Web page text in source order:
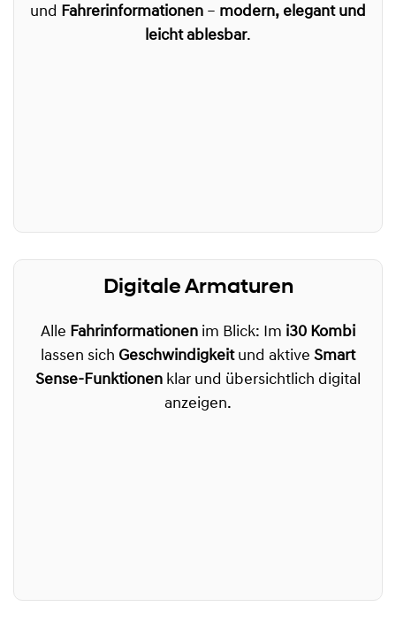
und Fahrerinformationen – modern, elegant und
leicht ablesbar.
Digitale Armaturen
Alle Fahrinformationen im Blick: Im i30 Kombi
lassen sich Geschwindigkeitund aktive Smart
Sense-Funktionen klar und übersichtlich digital
anzeigen.